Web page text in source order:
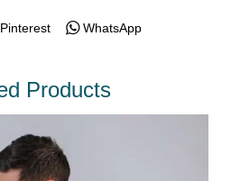
Pinterest WhatsApp
Products